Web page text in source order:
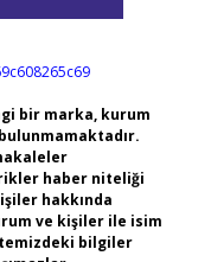
bir marka, kurum
haber niteliği
hakkında
ve kişiler ile isim
bilgiler